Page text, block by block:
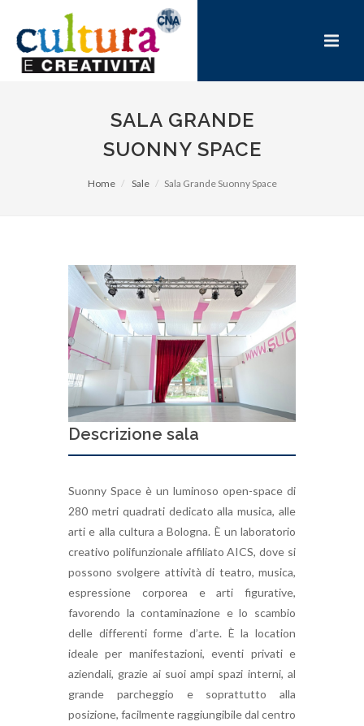
SALA GRANDE
SUONNY SPACE
Home Sale Sala Grande Suonny Space
Descrizione sala
Suonny Space è un luminoso open-space di
280 metri quadrati dedicato alla musica, alle
arti e alla cultura a Bologna. È un laboratorio
creativo polifunzionale affiliato AICS, dove si
possono svolgere attività di teatro, musica,
espressione corporea e arti figurative,
favorendo la contaminazione e lo scambio
delle differenti forme d’arte. È la location
ideale per manifestazioni, eventi privati e
aziendali, grazie ai suoi ampi spazi interni, al
grande parcheggio e soprattutto alla
posizione, facilmente raggiungibile dal centro